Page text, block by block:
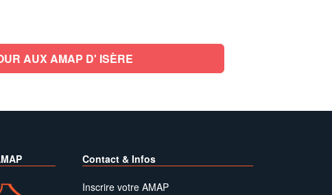
AUX AMAP D' ISÈRE
Contact & Infos
Inscrire votre AMAP